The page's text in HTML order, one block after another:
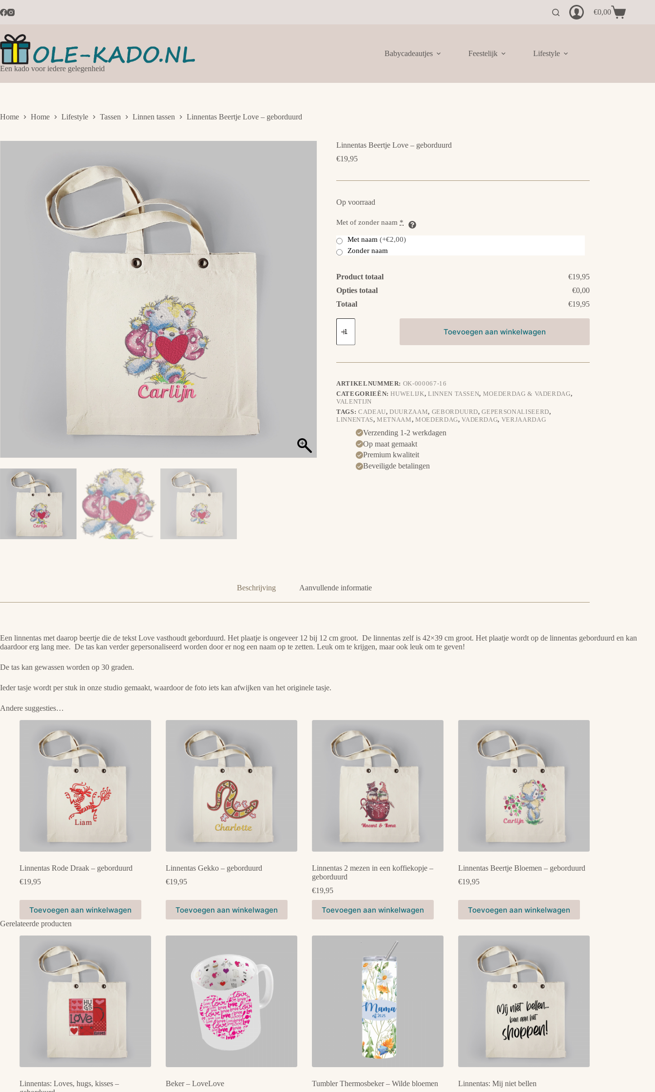
naar
Winkelwagen
€0,00
Een kado voor iedere gelegenheid
Babycadeautjes Feestelijk Lifestyle
Home Home Lifestyle Tassen Linnen tassen Linnentas Beertje Love – geborduurd
Linnentas Beertje Love – geborduurd
€19,95
Op voorraad
Met of zonder naam *
Met naam (+€2,00)
Zonder naam
Product totaal
€19,95
Opties totaal
€0,00
Totaal
€19,95
Linnentas
Beertje
-
aantal
Toevoegen aan winkelwagen
ARTIKELNUMMER: OK-000067-16
CATEGORIEËN:HUWELIJK, LINNEN TASSEN, MOEDERDAG & VADERDAG,
VALENTIJN
TAGS: CADEAU,DUURZAAM, GEBORDUURD,GEPERSONALISEERD,
LINNENTAS,METNAAM,MOEDERDAG,VADERDAG, VERJAARDAG
Verzending 1-2 werkdagen
Op maat gemaakt
Premium kwaliteit
Beveiligde betalingen
Beschrijving Aanvullende informatie
Een linnentas met daarop beertje die de tekst Love vasthoudt geborduurd. Het plaatje is ongeveer 12 bij 12 cm groot. De linnentas zelf is 42×39 cm groot. Het plaatje wordt op de linnentas geborduurd en kan
daardoor erg lang mee. De tas kan verder gepersonaliseerd worden door er nog een naam op te zetten. Leuk om te krijgen, maar ook leuk om te geven!
De tas kan gewassen worden op 30 graden.
Ieder tasje wordt per stuk in onze studio gemaakt, waardoor de foto iets kan afwijken van het originele tasje.
Andere suggesties…
Linnentas Rode Draak – geborduurd
€19,95
Toevoegen aan winkelwagen
Linnentas Gekko – geborduurd
€19,95
Toevoegen aan winkelwagen
Linnentas 2 mezen in een koffiekopje –
geborduurd
€19,95
Toevoegen aan winkelwagen
Linnentas Beertje Bloemen – geborduurd
€19,95
Toevoegen aan winkelwagen
Gerelateerde producten
Linnentas: Loves, hugs, kisses –
Beker – LoveLove Tumbler Thermosbeker – Wilde bloemen Linnentas: Mij niet bellen